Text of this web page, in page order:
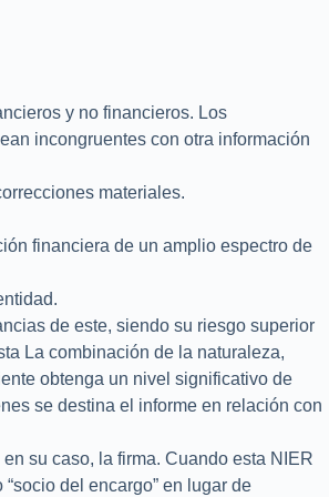
y no financieros. Los
incongruentes con otra información
materiales.
financiera de un amplio espectro de
de este, siendo su riesgo superior
La combinación de la naturaleza,
obtenga un nivel significativo de
se destina el informe en relación con
su caso, la firma. Cuando esta NIER
del encargo” en lugar de